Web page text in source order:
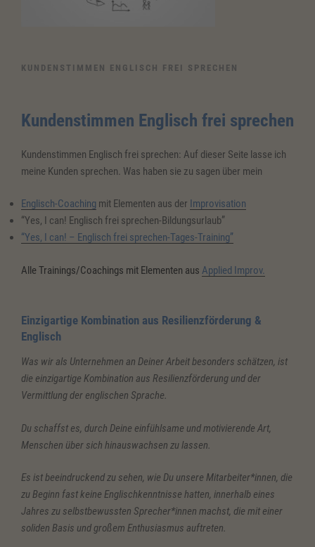
KUNDENSTIMMEN ENGLISCH FREI SPRECHEN
Kundenstimmen Englisch frei sprechen
Kundenstimmen Englisch frei sprechen: Auf dieser Seite lasse ich
meine Kunden sprechen. Was haben sie zu sagen über mein
Englisch-Coaching mit Elementen aus der Improvisation
“Yes, I can! Englisch frei sprechen-Bildungsurlaub”
“Yes, I can! – Englisch frei sprechen-Tages-Training”
Alle Trainings/Coachings mit Elementen aus Applied Improv.
Einzigartige Kombination aus Resilienzförderung &
Englisch
Was wir als Unternehmen an Deiner Arbeit besonders schätzen, ist
die einzigartige Kombination aus Resilienzförderung und der
Vermittlung der englischen Sprache.
Du schaffst es, durch Deine einfühlsame und motivierende Art,
Menschen über sich hinauswachsen zu lassen.
Es ist beeindruckend zu sehen, wie Du unsere Mitarbeiter*innen, die
zu Beginn fast keine Englischkenntnisse hatten, innerhalb eines
Jahres zu selbstbewussten Sprecher*innen machst, die mit einer
soliden Basis und großem Enthusiasmus auftreten.